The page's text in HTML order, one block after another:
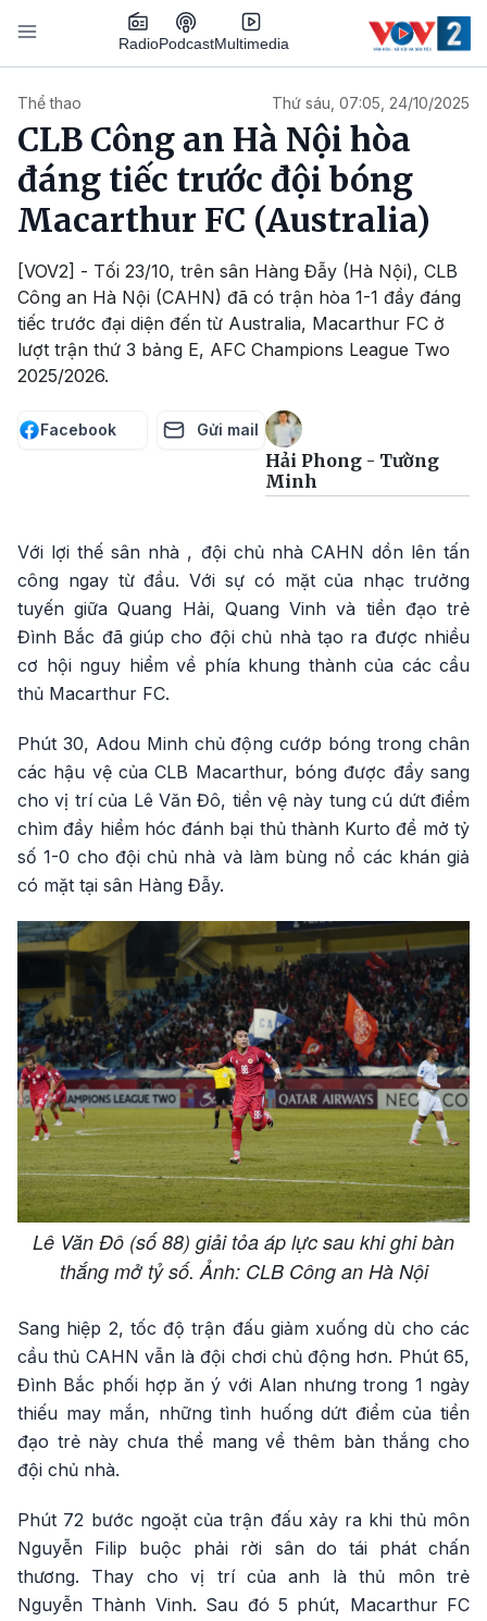
Nhảy đến nội dung
RadioPodcastMultimedia
Thể thao Thứ sáu, 07:05, 24/10/2025
CLB Công an Hà Nội hòa
đáng tiếc trước đội bóng
Macarthur FC (Australia)
[VOV2] - Tối 23/10, trên sân Hàng Đẫy (Hà Nội), CLB
Công an Hà Nội (CAHN) đã có trận hòa 1-1 đầy đáng
tiếc trước đại diện đến từ Australia, Macarthur FC ở
lượt trận thứ 3 bảng E, AFC Champions League Two
2025/2026.
Facebook Gửi mail
Hải Phong - Tường
Minh
Với lợi thế sân nhà , đội chủ nhà CAHN dồn lên tấn
công ngay từ đầu. Với sự có mặt của nhạc trưởng
tuyến giữa Quang Hải, Quang Vinh và tiền đạo trẻ
Đình Bắc đã giúp cho đội chủ nhà tạo ra được nhiều
cơ hội nguy hiểm về phía khung thành của các cầu
thủ Macarthur FC.
Phút 30, Adou Minh chủ động cướp bóng trong chân
các hậu vệ của CLB Macarthur, bóng được đẩy sang
cho vị trí của Lê Văn Đô, tiền vệ này tung cú dứt điểm
chìm đầy hiểm hóc đánh bại thủ thành Kurto để mở tỷ
số 1-0 cho đội chủ nhà và làm bùng nổ các khán giả
có mặt tại sân Hàng Đẫy.
Lê Văn Đô (số 88) giải tỏa áp lực sau khi ghi bàn
thắng mở tỷ số. Ảnh: CLB Công an Hà Nội
Sang hiệp 2, tốc độ trận đấu giảm xuống dù cho các
cầu thủ CAHN vẫn là đội chơi chủ động hơn. Phút 65,
Đình Bắc phối hợp ăn ý với Alan nhưng trong 1 ngày
thiếu may mắn, những tình huống dứt điểm của tiền
đạo trẻ này chưa thể mang về thêm bàn thắng cho
đội chủ nhà.
Phút 72 bước ngoặt của trận đấu xảy ra khi thủ môn
Nguyễn Filip buộc phải rời sân do tái phát chấn
thương. Thay cho vị trí của anh là thủ môn trẻ
Nguyễn Thành Vinh. Sau đó 5 phút, Macarthur FC